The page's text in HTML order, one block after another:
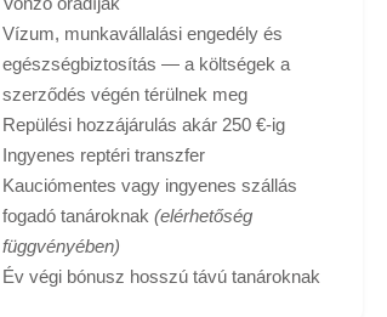
Vízum, munkavállalási engedély és
egészségbiztosítás — a költségek a
szerződés végén térülnek meg
Repülési hozzájárulás akár 250 €-ig
Ingyenes reptéri transzfer
Kauciómentes vagy ingyenes szállás
fogadó tanároknak(elérhetőség
függvényében)
Év végi bónusz hosszú távú tanároknak